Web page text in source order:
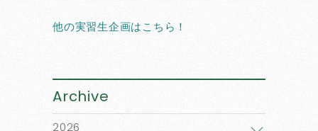
他の実習生企画はこちら！
Archive
2026